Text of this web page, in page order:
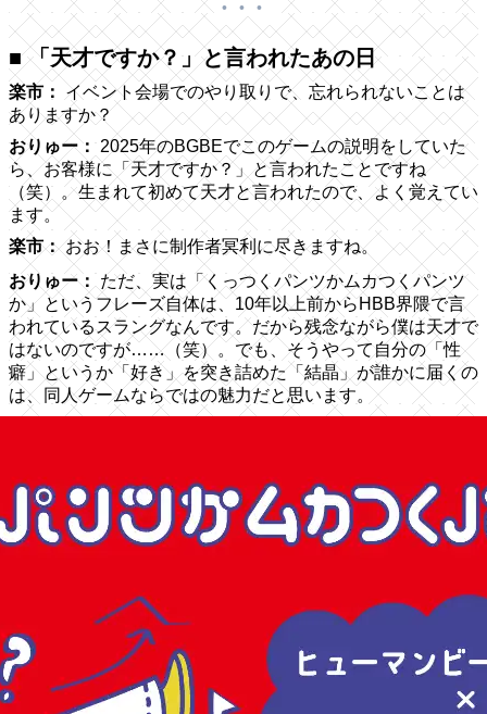
■ 「天才ですか？」と言われたあの日
楽市：
イベント会場でのやり取りで、忘れられないことは
ありますか？
おりゅー：2025年のBGBEでこのゲームの説明をしていた
ら、お客様に「天才ですか？」と言われたことですね
（笑）。生まれて初めて天才と言われたので、よく覚えてい
ます。
楽市：おお！まさに制作者冥利に尽きますね。
おりゅー：
ただ、実は「くっつくパンツかムカつくパンツ
か」というフレーズ自体は、10年以上前からHBB界隈で言
われているスラングなんです。だから残念ながら僕は天才で
はないのですが……（笑）。でも、そうやって自分の「性
癖」というか「好き」を突き詰めた「結晶」が誰かに届くの
は、同人ゲームならではの魅力だと思います。